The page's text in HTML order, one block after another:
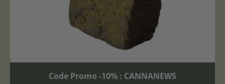
Code Promo -10% : CANNANEWS